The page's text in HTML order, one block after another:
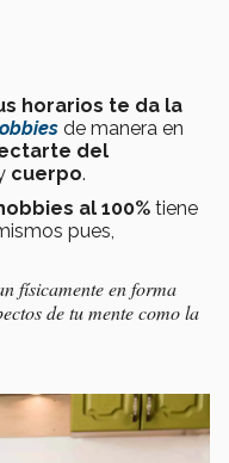
horarios te da la
de manera en
del
cuerpo.
al 100% tiene
pues,
físicamente en forma
de tu mente como la